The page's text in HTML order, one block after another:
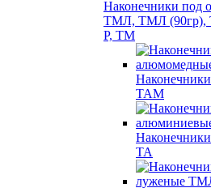
Наконечники под
ТМЛ, ТМЛ
Р, ТМ
ТАМ
ТА